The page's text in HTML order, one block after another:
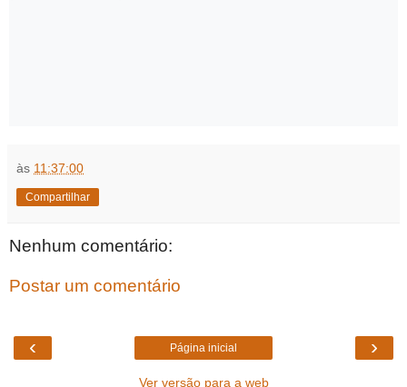
às 11:37:00
Compartilhar
Nenhum comentário:
Postar um comentário
‹ ›
Página inicial
Ver versão para a web